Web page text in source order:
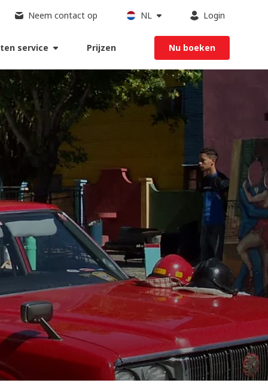
Neem contact op NL Login
service Prijzen Nu boeken